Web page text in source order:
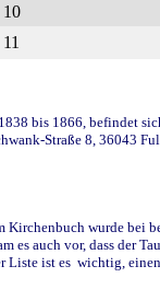
10
11
bis 1866, befindet
Straße 8, 36043
wurde bei
es auch vor, dass der
Liste ist es wichtig,